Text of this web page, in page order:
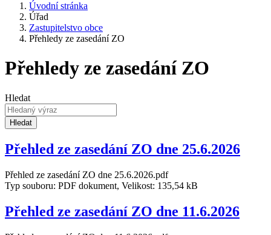
Úvodní stránka
Úřad
Zastupitelstvo obce
Přehledy ze zasedání ZO
Přehledy ze zasedání ZO
Hledat
Hledat
Přehled ze zasedání ZO dne 25.6.2026
Přehled ze zasedání ZO dne 25.6.2026.pdf
Typ souboru: PDF dokument, Velikost: 135,54 kB
Přehled ze zasedání ZO dne 11.6.2026